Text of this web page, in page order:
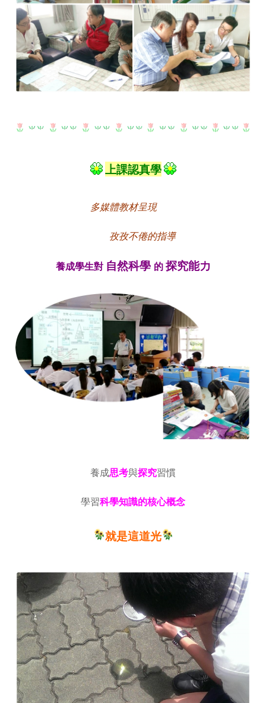
上課認真學
多媒體教材呈現
孜孜不倦的指導
養成學生對 自然科學 的探究能力
養成思考與探究習慣
學習科學知識的核心概念
就是這道光